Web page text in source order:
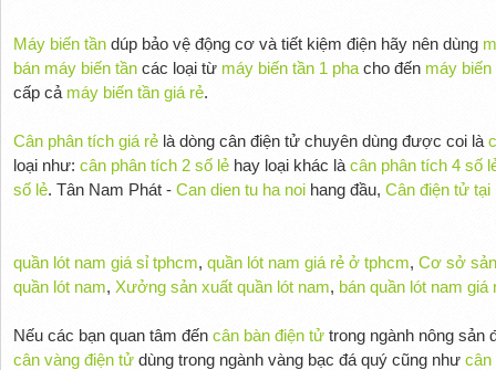
Máy biến tầndúp bảo vệ động cơ và tiết kiệm điện hãy nên dùng
bán máy biến tầncác loại từ máy biến tần 1 phacho đến máy biến
cấp cả máy biến tần giá rẻ.
Cân phân tích giá rẻlà dòng cân điện tử chuyên dùng được coi là
loại như: cân phân tích 2 số lẻ hay loại khác là cân phân tích 4 số
số lẻ. Tân Nam Phát - Can dien tu ha noihang đầu, Cân điện tử tại
quần lót nam giá sỉ tphcm, quần lót nam giá rẻ ở tphcm, Cơ sở
quần lót nam, Xưởng sản xuất quần lót nam, bán quần lót nam giá
Nếu các bạn quan tâm đến cân bàn điện tửtrong ngành nông sản
cân vàng điện tửdùng trong ngành vàng bạc đá quý cũng như cân